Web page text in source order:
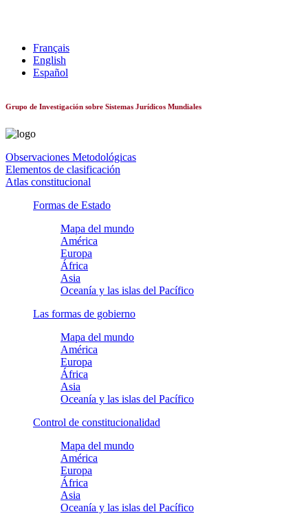
Français
English
Español
Grupo de Investigación sobre Sistemas Jurídicos Mundiales
Observaciones Metodológicas
Elementos de clasificación
Atlas constitucional
Formas de Estado
Mapa del mundo
América
Europa
África
Asia
Oceanía y las islas del Pacífico
Las formas de gobierno
Mapa del mundo
América
Europa
África
Asia
Oceanía y las islas del Pacífico
Control de constitucionalidad
Mapa del mundo
América
Europa
África
Asia
Oceanía y las islas del Pacífico